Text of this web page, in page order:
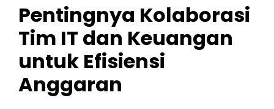
Pentingnya Kolaborasi
Tim IT dan Keuangan
untuk Efisiensi
Anggaran